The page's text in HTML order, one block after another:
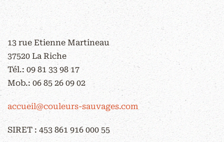
CONTACT
13 rue Etienne Martineau
37520 La Riche
Tél.: 09 81 33 98 17
Mob.:06 85 26 09 02
accueil@couleurs-sauvages.com
SIRET : 453 861 916 000 55